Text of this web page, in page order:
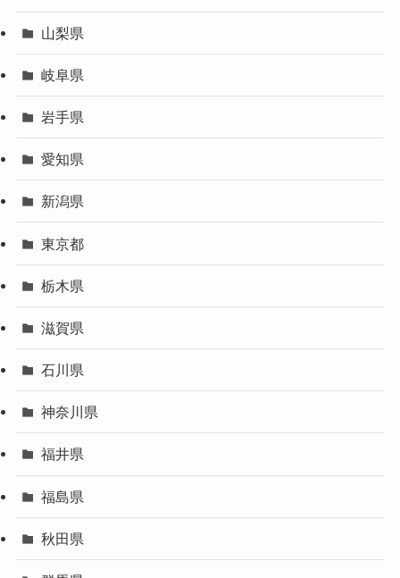
山梨県
岐阜県
岩手県
愛知県
新潟県
東京都
栃木県
滋賀県
石川県
神奈川県
福井県
福島県
秋田県